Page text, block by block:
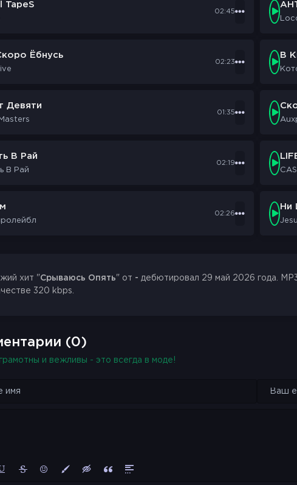
TapeS
02:45
Ёбнусь
02:23
В
Девяти
01:35
В Рай
В Рай
02:19
02:26
Ни
хит "Срываюсь Опять" от - дебютировал 29 май 2026 года.
320 kbps.
(0)
и вежливы - это всегда в моде!